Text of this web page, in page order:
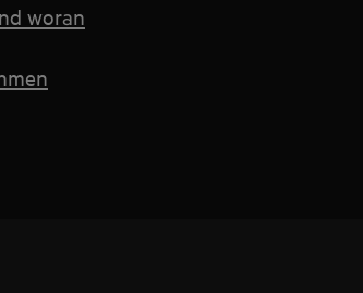
woran